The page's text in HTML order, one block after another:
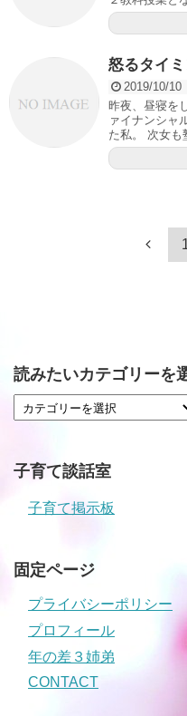
怒るタイ
2019/10/10
昨夜、昼寝を
ァイナンシャ
た私。 次女も
読みたいカテゴリーを
子育て談話室
子育て掲示板
固定ページ
プライバシーポリシー
プロフィール
年の差３姉弟
CONTACT